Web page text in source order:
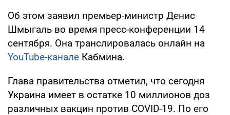
Об этом заявил премьер-министр Денис
Шмыгаль во время пресс-конференции 14
сентября. Она транслировалась онлайн на
YouTube-канале Кабмина.
Глава правительства отметил, что сегодня
Украина имеет в остатке 10 миллионов доз
различных вакцин против COVID-19. По его